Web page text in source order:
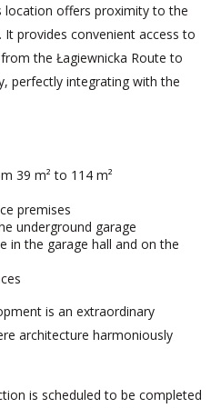
offers proximity to the
provides convenient access to
the Łagiewnicka Route to
perfectly integrating with the
39 m² to 114 m²
premises
underground garage
in the garage hall and on the
is an extraordinary
architecture harmoniously
is scheduled to be completed